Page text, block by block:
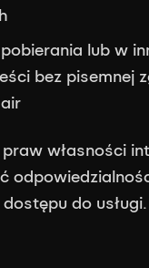
lub w
bez pisemnej
własności
do usługi.